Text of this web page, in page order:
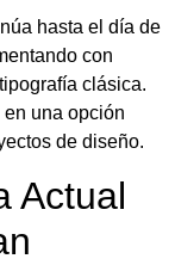
hasta el día de
con
clásica.
una opción
de diseño.
Actual